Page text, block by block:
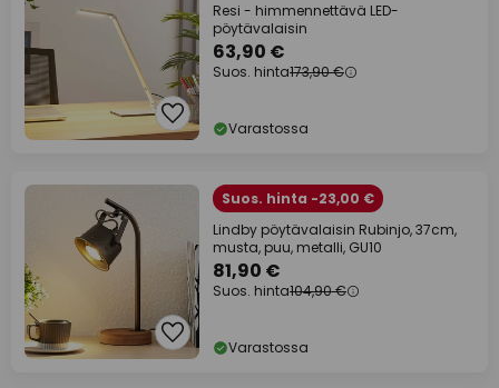
Resi - himmennettävä LED-
pöytävalaisin
63,90 €
Suos. hinta173,90 €
Varastossa
Suos. hinta -23,00 €
Lindby pöytävalaisin Rubinjo, 37cm,
musta, puu, metalli, GU10
81,90 €
Suos. hinta104,90 €
Varastossa